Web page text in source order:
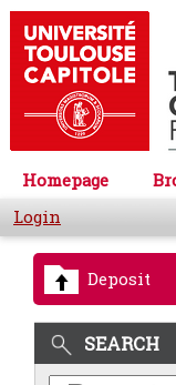
Homepage
Login
Deposit
SEARCH